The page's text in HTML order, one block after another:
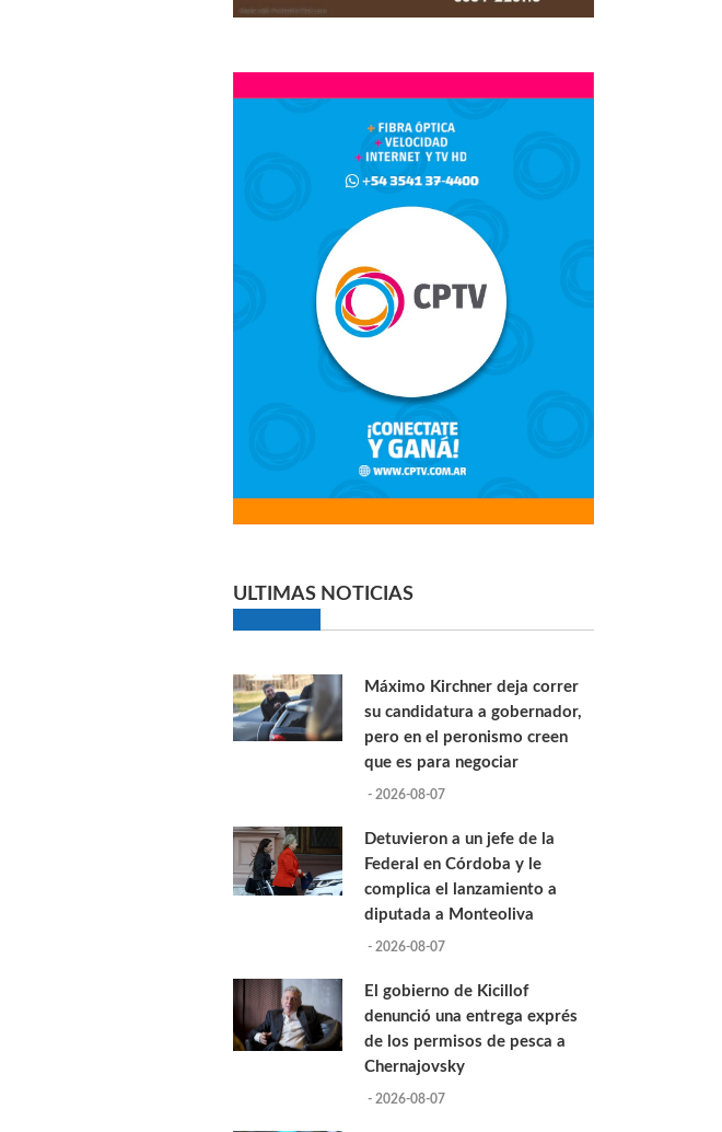
ULTIMAS NOTICIAS
Máximo Kirchner deja correr
su candidatura a gobernador,
pero en el peronismo creen
que es para negociar
- 2026-08-07
Detuvieron a un jefe de la
Federal en Córdoba y le
complica el lanzamiento a
diputada a Monteoliva
- 2026-08-07
El gobierno de Kicillof
denunció una entrega exprés
de los permisos de pesca a
Chernajovsky
- 2026-08-07